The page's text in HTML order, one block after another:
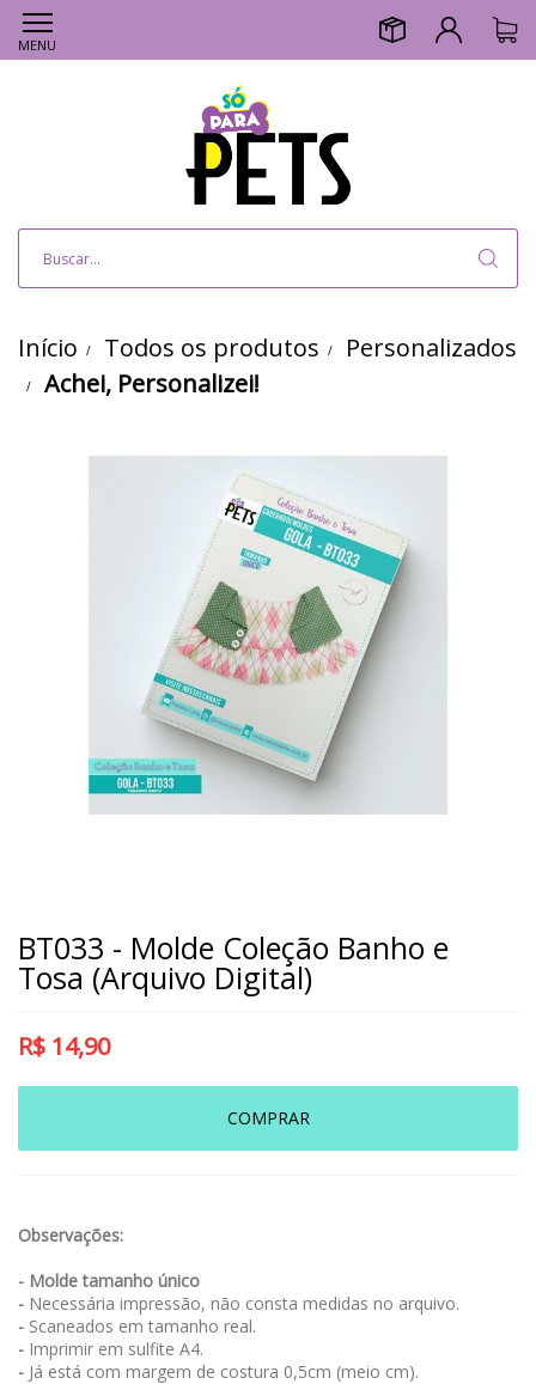
MENU
Início Todos os produtos
Personalizados
Achei, Personalizei!
BT033 - Molde Coleção Banho e
Tosa (Arquivo Digital)
R$ 14,90
COMPRAR
Observações:
- Molde tamanho único
- Necessária impressão, não consta medidas no arquivo.
- Scaneados em tamanho real.
- Imprimir em sulfite A4.
- Já está com margem de costura 0,5cm (meio cm).